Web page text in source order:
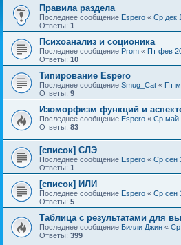
Правила раздела
Последнее сообщение Espero « Ср дек
Ответы: 1
Психоанализ и соционика
Последнее сообщение Prom « Пт фев
Ответы: 10
Типирование Espero
Последнее сообщение Smug_Cat « Пт
Ответы: 9
Изоморфизм функций и
Последнее сообщение Espero « Ср май
Ответы: 83
[список] СЛЭ
Последнее сообщение Espero « Ср сен
Ответы: 1
[список] ИЛИ
Последнее сообщение Espero « Ср сен
Ответы: 5
Таблица с результатами для
Последнее сообщение Билли Джин « Ср
Ответы: 399